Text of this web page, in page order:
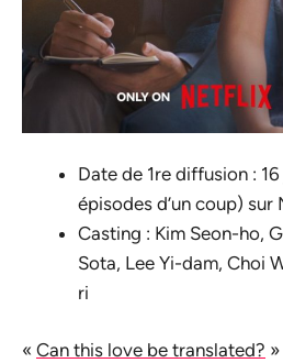
Date de 1re diffusion :
épisodes d’un coup) sur
Casting : Kim Seon-ho,
Sota, Lee Yi-dam, Choi
ri
« Can this love be translated?